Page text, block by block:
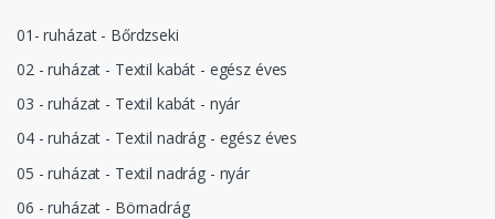
01- ruházat - Bőrdzseki
02 - ruházat - Textil kabát - egész éves
03 - ruházat - Textil kabát - nyár
04 - ruházat - Textil nadrág - egész éves
05 - ruházat - Textil nadrág - nyár
06 - ruházat - Börnadrág